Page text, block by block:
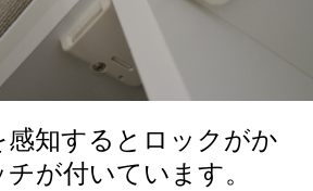
感知するとロックがか
が付いています。